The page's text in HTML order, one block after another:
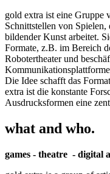
gold extra ist eine Gruppe
Schnittstellen von
bildender Kunst arbeitet.
Formate, z.B. im Bereich
Robotertheater und
Die Idee schafft das
extra ist die konstante
Ausdrucksformen eine
what and who.
games - theatre - digital